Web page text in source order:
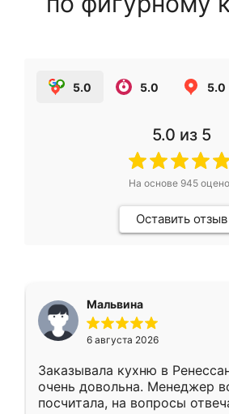
5.0 5.0 5.0
5.0 из 5
На основе 945
Оставить отзыв
Мальвина
6 августа 2026
Заказывала кухню в
очень довольна. Менеджер
посчитала, на вопросы